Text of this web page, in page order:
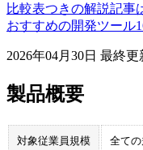
比較表つきの解説記事
おすすめの開発ツール
2026年04月30日 最終更
製品概要
対象従業員規模 全て